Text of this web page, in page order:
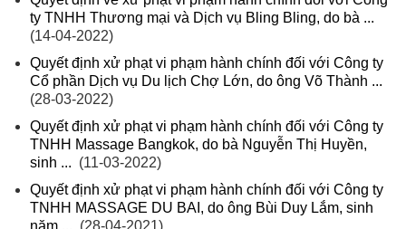
ty TNHH Thương mại và Dịch vụ Bling Bling, do bà ...
(14-04-2022)
Quyết định xử phạt vi phạm hành chính đối với Công ty
Cổ phần Dịch vụ Du lịch Chợ Lớn, do ông Võ Thành ...
(28-03-2022)
Quyết định xử phạt vi phạm hành chính đối với Công ty
TNHH Massage Bangkok, do bà Nguyễn Thị Huyền,
sinh ... (11-03-2022)
Quyết định xử phạt vi phạm hành chính đối với Công ty
TNHH MASSAGE DU BAI, do ông Bùi Duy Lắm, sinh
năm ... (28-04-2021)